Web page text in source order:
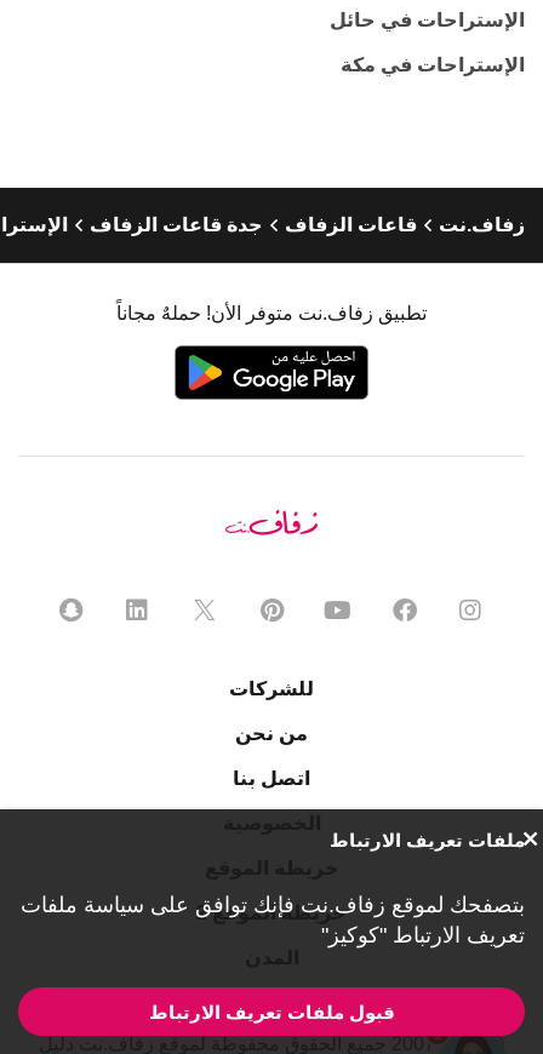
الإستراحات في حائل
الإستراحات في مكة
زفاف.نت قاعات الزفاف جدة قاعات الزفاف
تطبيق زفاف.نت متوفر الأن! حملهٌ مجاناً
للشركات
من نحن
اتصل بنا
خريطة الموقع 2
ملفات تعريف الارتباط
بتصفحك لموقع زفاف.نت فإنك توافق على سياسة ملفات
تعريف الارتباط "كوكيز"
قبول ملفات تعريف الارتباط
1